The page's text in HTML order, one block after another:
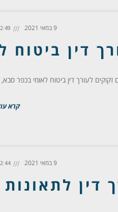
9 במאי 2021
דין
לעורך דין ביטוח לאומי בכפר
קרא
9 במאי 2021
דין